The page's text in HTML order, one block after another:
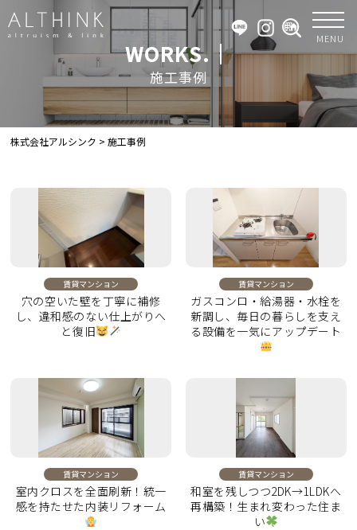
MENU
WORKS.｜
施工事例
株式会社アルシンク >施工事例
賃貸マンション
穴の空いた壁を丁寧に補修
し、違和感のない仕上がりへ
と復旧
賃貸マンション
ガスコンロ・給湯器・水栓を
新調し、毎日の暮らしを支え
る設備を一気にアップデート
賃貸マンション
室内クロスを全面刷新！統一
感を持たせた内装リフォーム
賃貸マンション
和室を残しつつ2DK→1LDKへ
再構築！生まれ変わった住ま
い